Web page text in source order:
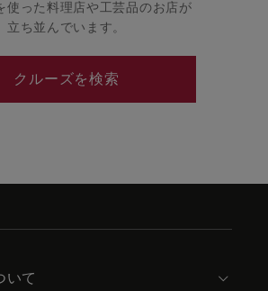
使った料理店や工芸品のお店が
立ち並んでいます。
クルーズを検索
いて